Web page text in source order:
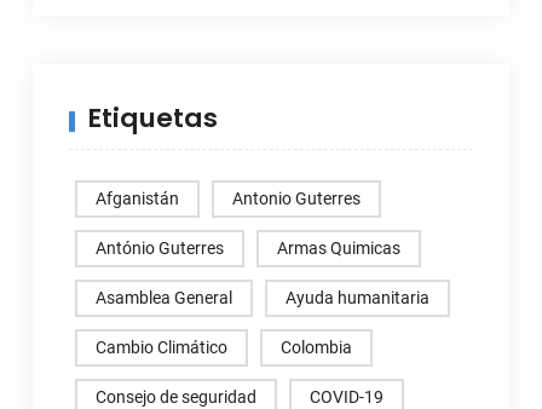
Etiquetas
Afganistán Antonio Guterres
António Guterres Armas Quimicas
Asamblea General Ayuda humanitaria
Cambio Climático Colombia
Consejo de seguridad COVID-19